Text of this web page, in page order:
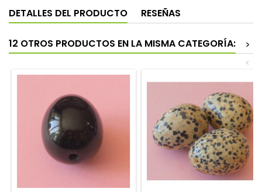
DETALLES DEL PRODUCTO RESEÑAS
12 OTROS PRODUCTOS EN LA MISMA CATEGORÍA:
>
<